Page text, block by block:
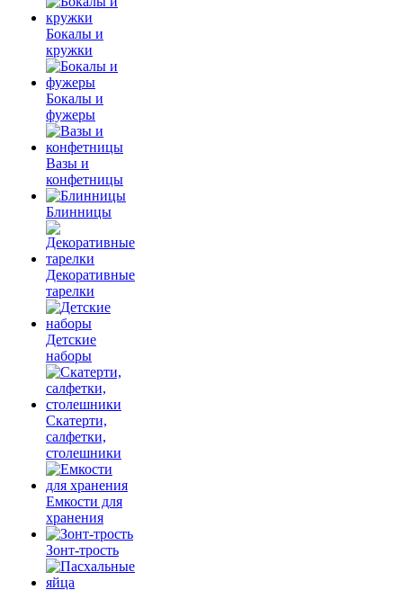
Бокалы и
кружки
Бокалы и
фужеры
Вазы и
конфетницы
Блинницы
Декоративные
тарелки
Детские
наборы
Скатерти,
салфетки,
столешники
Емкости для
хранения
Зонт-трость